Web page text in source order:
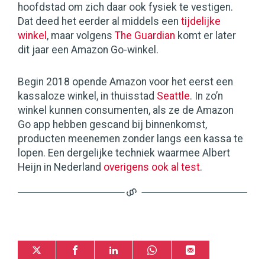
hoofdstad om zich daar ook fysiek te vestigen.
Dat deed het eerder al middels een tijdelijke
winkel , maar volgens The Guardian komt er later
dit jaar een Amazon Go-winkel.
Begin 2018 opende Amazon voor het eerst een
kassaloze winkel, in thuisstad Seattle. In zo’n
winkel kunnen consumenten, als ze de Amazon
Go app hebben gescand bij binnenkomst,
producten meenemen zonder langs een kassa te
lopen. Een dergelijke techniek waarmee Albert
Heijn in Nederland overigens ook al test.